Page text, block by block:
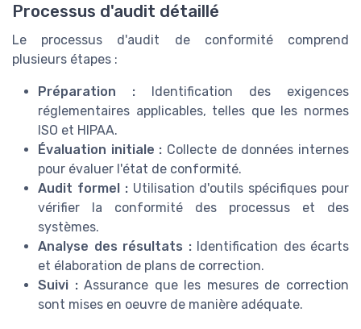
Processus d'audit détaillé
Le processus d'audit de conformité comprend
plusieurs étapes :
Préparation : Identification des exigences
réglementaires applicables, telles que les normes
ISO et HIPAA.
Évaluation initiale : Collecte de données internes
pour évaluer l'état de conformité.
Audit formel :Utilisation d'outils spécifiques pour
vérifier la conformité des processus et des
systèmes.
Analyse des résultats :Identification des écarts
et élaboration de plans de correction.
Suivi :Assurance que les mesures de correction
sont mises en oeuvre de manière adéquate.